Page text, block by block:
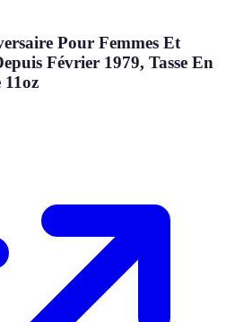
Pour Femmes Et
Février 1979, Tasse En